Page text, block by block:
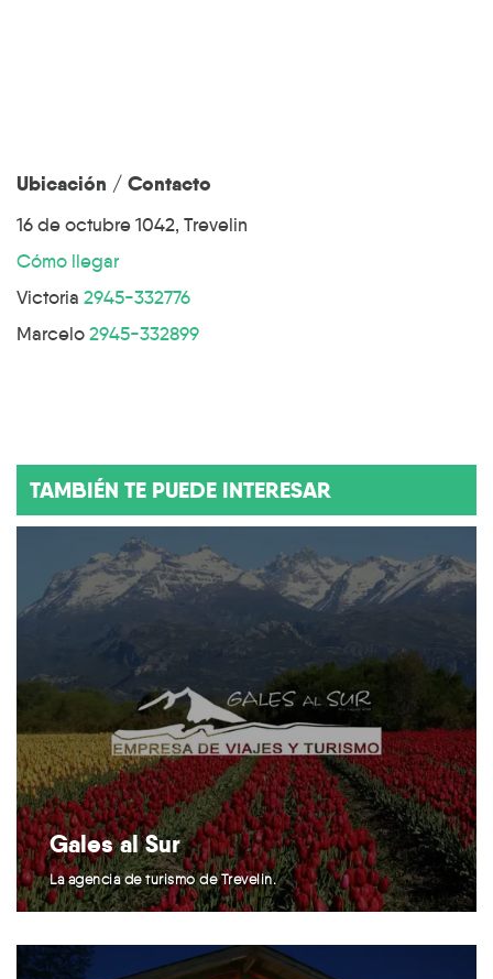
Ubicación / Contacto
16 de octubre 1042, Trevelin
Cómo llegar
Victoria 2945-332776
Marcelo2945-332899
TAMBIÉN TE PUEDE INTERESAR
Gales al Sur
La agencia de turismo de Trevelin.